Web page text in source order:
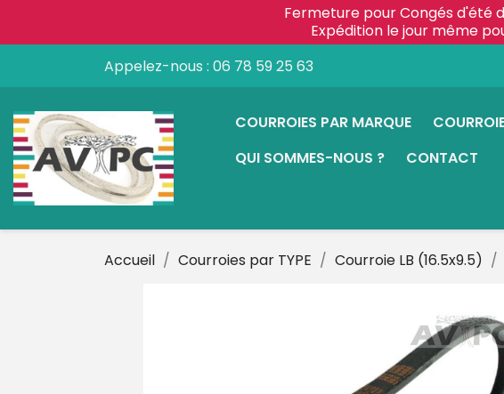
Fermeture pour Congés d'été
Expédition le jour même
Appelez-nous : 06 78 59 25 63
COURROIES PAR MARQUE
QUI SOMMES-NOUS ?
CONTACT
Accueil Courroies par TYPE Courroie LB (16.5x9.5)